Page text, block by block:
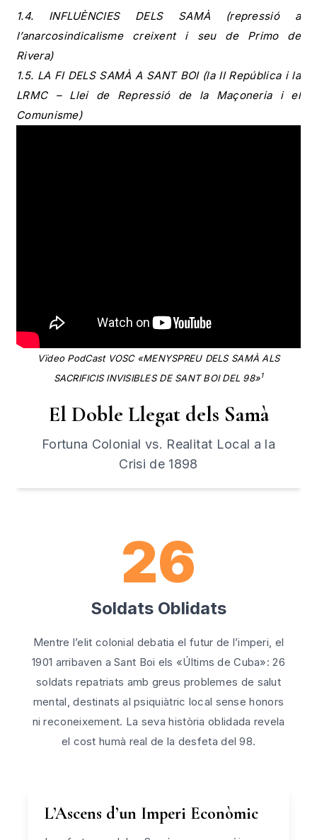
1.4. INFLUÈNCIES DELS SAMÀ (repressió a
l’anarcosindicalisme creixent i seu de Primo de
Rivera)
1.5. LA FI DELS SAMÀ A SANT BOI (la II República i la
LRMC – Llei de Repressió de la Maçoneria i el
Comunisme)
Vïdeo PodCast VOSC «MENYSPREU DELS SAMÀ ALS
SACRIFICIS INVISIBLES DE SANT BOI DEL 98»1
El Doble Llegat dels Samà
Fortuna Colonial vs. Realitat Local a la
Crisi de 1898
26
Soldats Oblidats
Mentre l’elit colonial debatia el futur de l’imperi, el
1901 arribaven a Sant Boi els «Últims de Cuba»: 26
soldats repatriats amb greus problemes de salut
mental, destinats al psiquiàtric local sense honors
ni reconeixement. La seva història oblidada revela
el cost humà real de la desfeta del 98.
L’Ascens d’un Imperi Econòmic